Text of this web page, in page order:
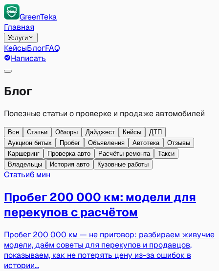
GreenTeka
Главная
Услуги
КейсыБлогFAQ
Написать
Блог
Полезные статьи о проверке и продаже автомобилей
Все Статьи Обзоры Дайджест Кейсы
ДТП
Аукцион битых
Пробег Объявления Автотека
Отзывы
Каршеринг
Проверка авто Расчёты ремонта
Такси
Владельцы
История авто Кузовные работы
Статьи6 мин
Пробег 200 000 км: модели для
перекупов с расчётом
Пробег 200 000 км — не приговор: разбираем живучие
модели, даём советы для перекупов и продавцов,
показываем, как не потерять цену из-за ошибок в
истории…